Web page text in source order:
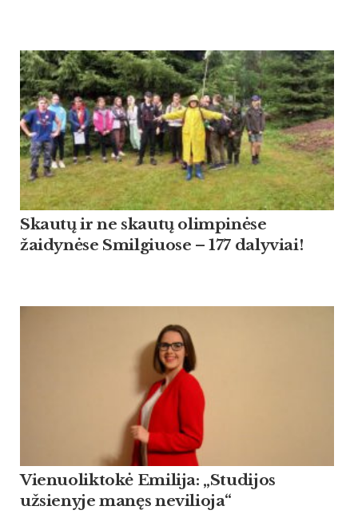
Skautų ir ne skautų olimpinėse
žaidynėse Smilgiuose – 177 dalyviai!
Vienuoliktokė Emilija: „Studijos
užsienyje manęs nevilioja“